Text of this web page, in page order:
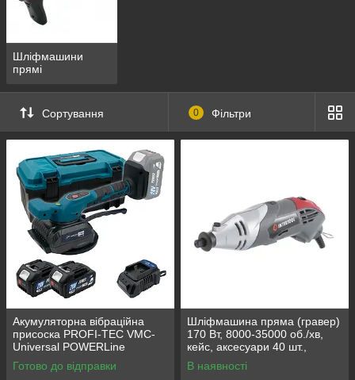
Шліфмашини
прямі
Сортування 0 Фільтри
Акумуляторна вібраційна
присоска PROFI-TEC VMC-
Universal POWERLine
(2×PT2040MP (4.0 Аг),
зарядний пристрій)
Готово до відправки
Шліфмашина пряма (гравер)
170 Вт, 8000-35000 об./хв,
кейс, аксесуари 40 шт.,
гнучкий вал INTERTOOL DT-
0517
В наявності